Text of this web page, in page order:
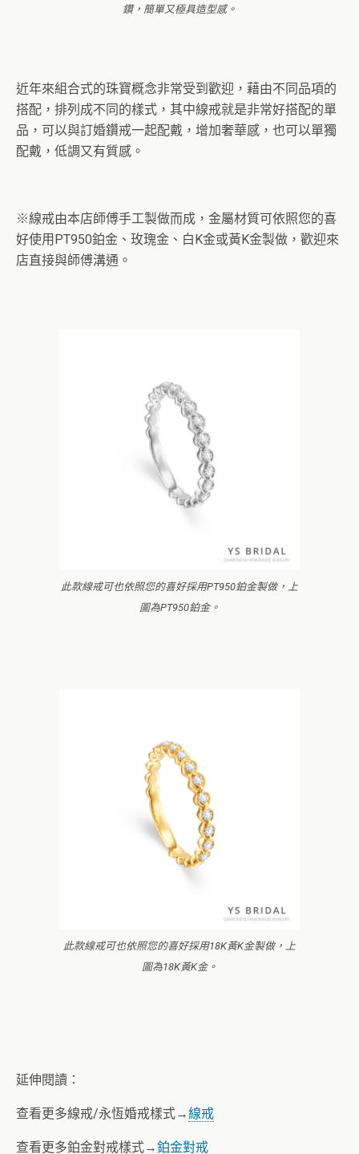
鑽，簡單又極具造型感。
近年來組合式的珠寶概念非常受到歡迎，藉由不同品項的
搭配，排列成不同的樣式，其中線戒就是非常好搭配的單
品，可以與訂婚鑽戒一起配戴，增加奢華感，也可以單獨
配戴，低調又有質感。
※線戒由本店師傅手工製做而成，金屬材質可依照您的喜
好使用PT950鉑金、玫瑰金、白K金或黃K金製做，歡迎來
店直接與師傅溝通。
此款線戒可也依照您的喜好採用PT950鉑金製做，上
圖為PT950鉑金。
此款線戒可也依照您的喜好採用18K黃K金製做，上
圖為18K黃K金。
延伸閱讀：
查看更多線戒/永恆婚戒樣式→線戒
查看更多鉑金對戒樣式→鉑金對戒